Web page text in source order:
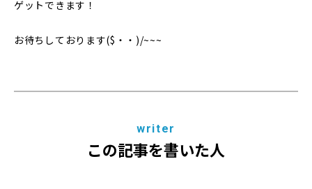
ゲットできます！
お待ちしております($・・)/~~~
writer
この記事を書いた人